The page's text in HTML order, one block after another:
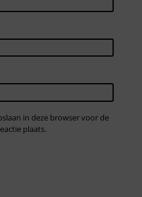
in deze browser voor de
plaats.